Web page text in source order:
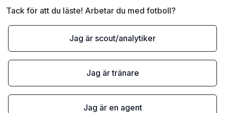
Tack för att du läste! Arbetar du med fotboll?
Jag är scout/analytiker
Jag är tränare
Jag är en agent